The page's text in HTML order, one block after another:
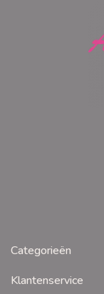
Categorieën
Klantenservice